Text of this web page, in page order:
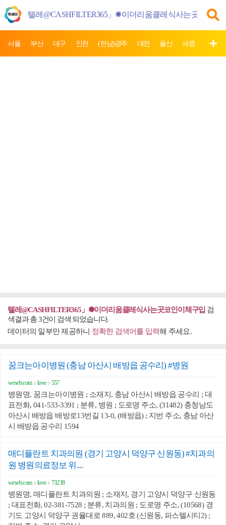
서울 부산 대구 인천 (전남)광주 대전 울산 세종 제주
텔레@CASHFILTER365」✺이더리움클레식사는곳코인이체구입 검
색결과 총 3건이 검색 되었습니다.
데이터의 일부만 제공하니 정확한 검색어를 입력해 주세요.
꿈크는아이병원 (충남 아산시 배방읍 공수리) #병원
weseb.com love 557
병원명, 꿈크는아이병원 ; 소재지, 충남 아산시 배방읍 공수리 ; 대
표전화, 041-533-3391 ; 분류, 병원 ; 도로명 주소, (31482) 충청남도
아산시 배방읍 배방로13번길 13-0, (배방읍) ; 지번 주소, 충남 아산
시 배방읍 공수리 1594
매디플란트 치과의원 (경기 고양시 덕양구 신원동) #치과의
원 병원의료정보 위....
weseb.com love 73238
병원명, 매디플란트 치과의원 ; 소재지, 경기 고양시 덕양구 신원동
; 대표전화, 02-381-7528 ; 분류, 치과의원 ; 도로명 주소, (10568) 경
기도 고양시 덕양구 권율대로 889, 402호 (신원동, 파스텔시티2) ;